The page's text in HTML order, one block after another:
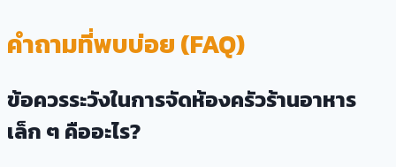
คำถามที่พบบ่อย (FAQ)
ข้อควรระวังในการจัดห้องครัวร้านอาหาร
เล็ก ๆ คืออะไร?